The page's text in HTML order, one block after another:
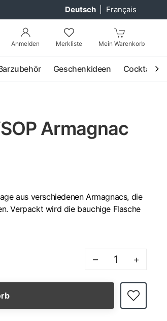
Deutsch Français
Anmelden Merkliste Mein Warenkorb
Geschenkideen Cocktail
Armagnac
aus verschiedenen Armagnacs, die
Verpackt wird die bauchige Flasche
– +